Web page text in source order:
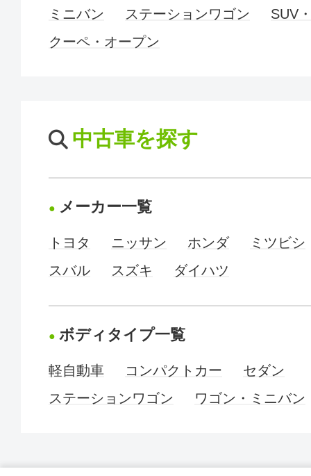
ミニバン
ステーションワゴン
SUV
クーペ・オープン
中古車を探す
メーカー一覧
トヨタ ニッサン ホンダ
ミツビシ
スバル
スズキ ダイハツ
ボディタイプ一覧
軽自動車 コンパクトカー
セダン
ステーションワゴン
ワゴン・ミニバン